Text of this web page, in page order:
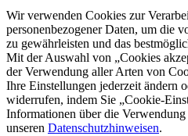
Wir verwenden Cookies zur
personenbezogener Daten, um die
zu gewährleisten und das
Mit der Auswahl von „Cookies
der Verwendung aller Arten von
Ihre Einstellungen jederzeit ändern
widerrufen, indem Sie „Cookie-
Informationen über die
unseren Datenschutzhinweisen.